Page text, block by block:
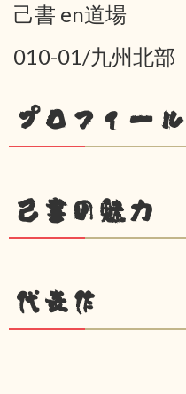
己書 en道場
010-01/九州北部
プロフィール
己書の魅力
代表作